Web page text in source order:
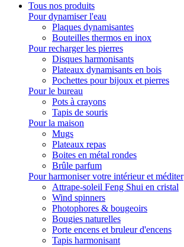
Tous nos produits
Pour dynamiser l'eau
Plaques dynamisantes
Bouteilles thermos en inox
Pour recharger les pierres
Disques harmonisants
Plateaux dynamisants en bois
Pochettes pour bijoux et pierres
Pour le bureau
Pots à crayons
Tapis de souris
Pour la maison
Mugs
Plateaux repas
Boites en métal rondes
Brûle parfum
Pour harmoniser votre intérieur et méditer
Attrape-soleil Feng Shui en cristal
Wind spinners
Photophores & bougeoirs
Bougies naturelles
Porte encens et bruleur d'encens
Tapis harmonisant